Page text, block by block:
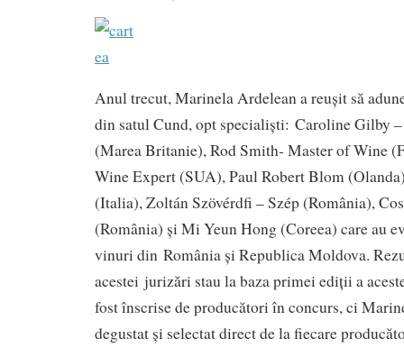
Anul trecut, Marinela Ardelean a reușit să
din satul Cund, opt specialiști: Caroline Gilby
(Marea Britanie), Rod Smith- Master of Wine
Wine Expert (SUA), Paul Robert Blom
(Italia), Zoltán Szövérdfi – Szép (România),
(România) și Mi Yeun Hong (Coreea) care au
vinuri din România și Republica Moldova.
acestei jurizări stau la baza primei ediții a
fost înscrise de producători în concurs, ci
degustat și selectat direct de la fiecare